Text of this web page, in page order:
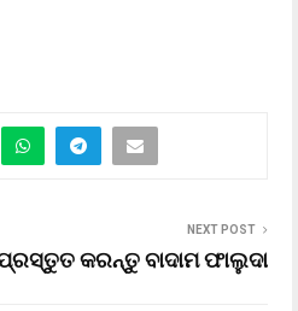
NEXT POST
କରନ୍ତୁ ବାଦାମ ଫାଲୁଦା